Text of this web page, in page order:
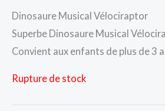
Dinosaure Musical Vélociraptor
Superbe Dinosaure Musical
Convient aux enfants de plus de 3
Rupture de stock